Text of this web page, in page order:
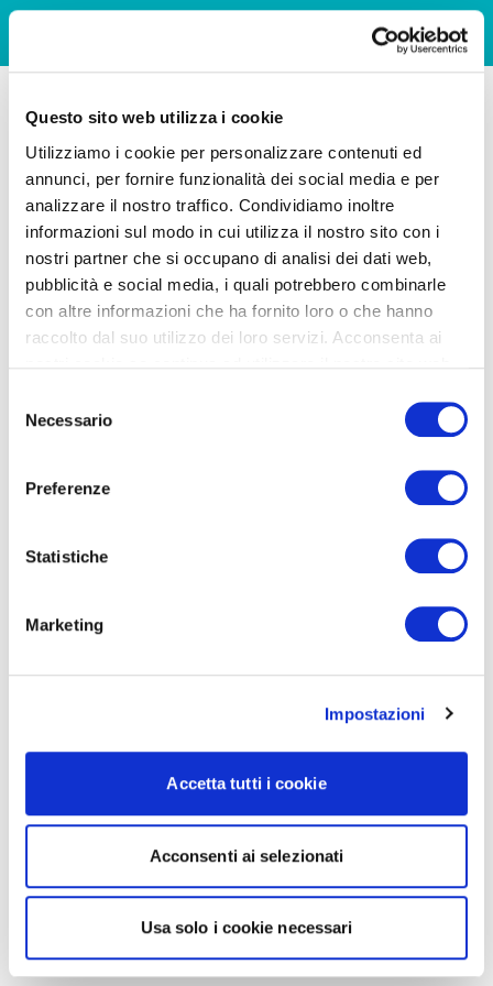
Questo sito web utilizza i cookie
Utilizziamo i cookie per personalizzare contenuti ed
annunci, per fornire funzionalità dei social media e per
analizzare il nostro traffico. Condividiamo inoltre
informazioni sul modo in cui utilizza il nostro sito con i
nostri partner che si occupano di analisi dei dati web,
pubblicità e social media, i quali potrebbero combinarle
con altre informazioni che ha fornito loro o che hanno
raccolto dal suo utilizzo dei loro servizi. Acconsenta ai
delNecessario
Preferenze
Statistiche
Marketing
Impostazioni
Accetta tutti i cookie
Acconsenti ai selezionati
Usa solo i cookie necessari